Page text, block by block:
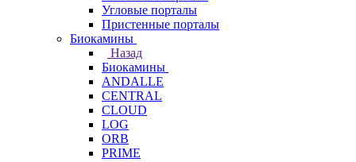
Угловые порталы
Пристенные порталы
Биокамины
Назад
Биокамины
ANDALLE
CENTRAL
CLOUD
LOG
ORB
PRIME